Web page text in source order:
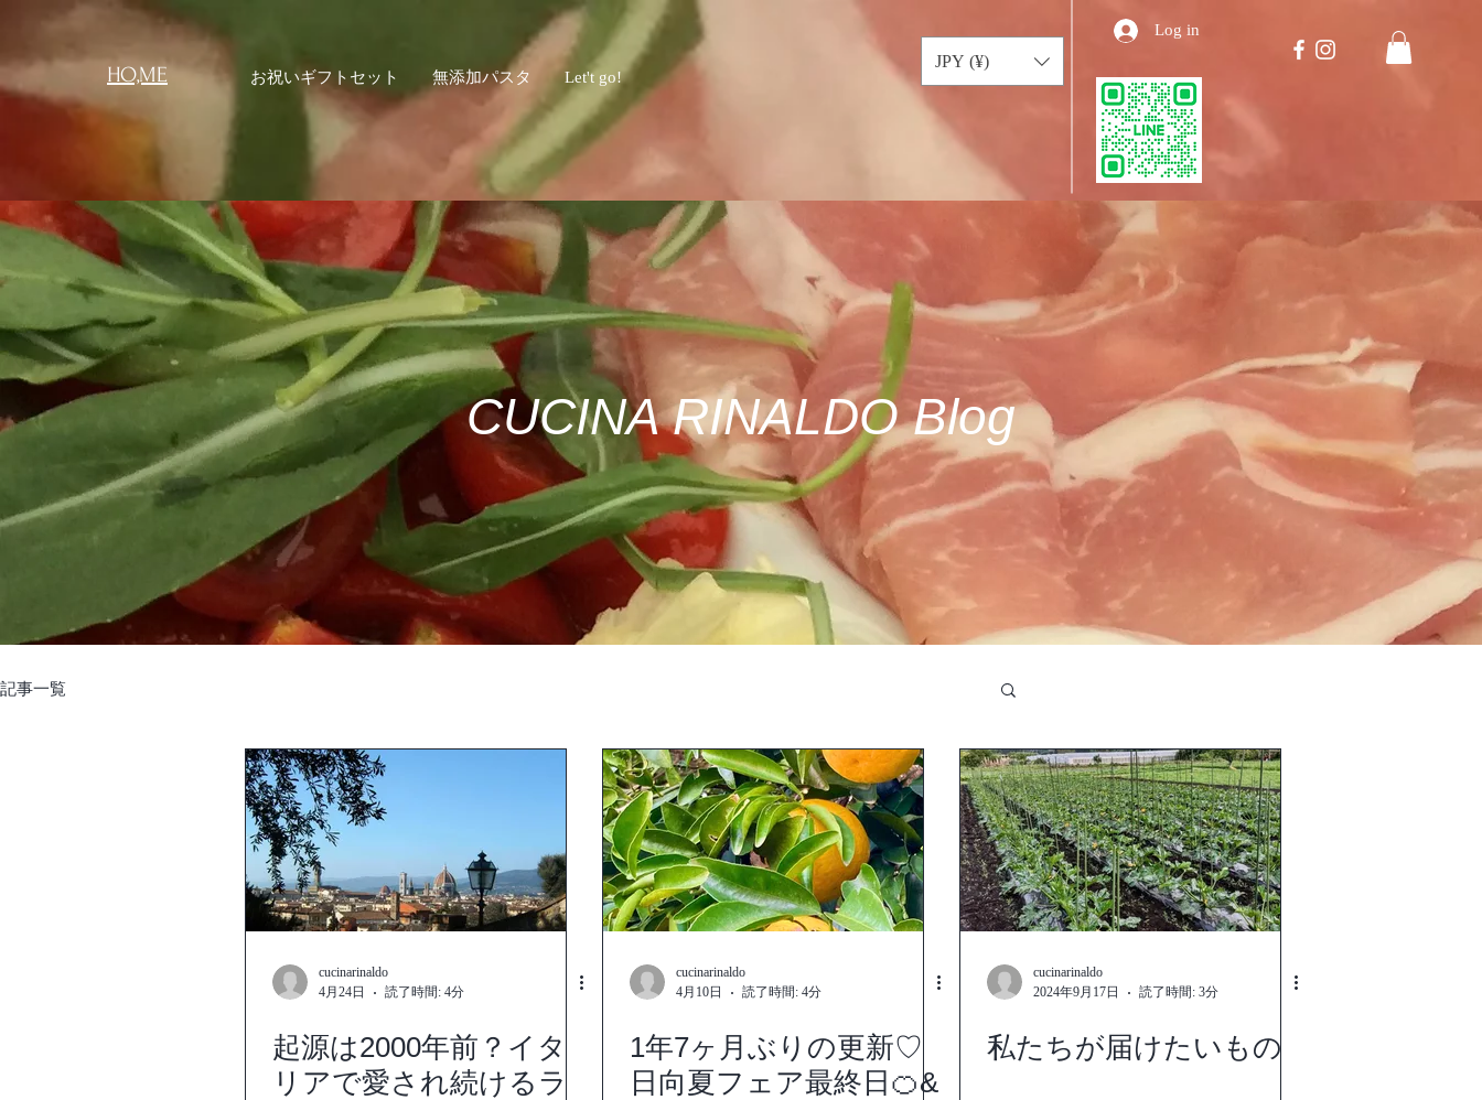
Log in
HO,ME お祝いギフトセット 無添加パスタ Let't go!
JPY (¥)
CUCINA RINALDO Blog
記事一覧
cucinarinaldo
4月24日
読了時間: 4分
起源は2000年前？イタ
リアで愛され続けるラ
cucinarinaldo
4月10日
読了時間: 4分
1年7ヶ月ぶりの更新♡
日向夏フェア最終日🍊&
cucinarinaldo
2024年9月17日
読了時間: 3分
私たちが届けたいもの